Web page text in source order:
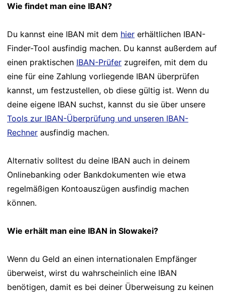
Wie findet man eine IBAN?
Du kannst eine IBAN mit dem hier erhältlichen IBAN-
Finder-Tool ausfindig machen. Du kannst außerdem auf
einen praktischen IBAN-Prüfer zugreifen, mit dem du
eine für eine Zahlung vorliegende IBAN überprüfen
kannst, um festzustellen, ob diese gültig ist. Wenn du
deine eigene IBAN suchst, kannst du sie über unsere
Tools zur IBAN-Überprüfung und unseren IBAN-
Rechner ausfindig machen.
Alternativ solltest du deine IBAN auch in deinem
Onlinebanking oder Bankdokumenten wie etwa
regelmäßigen Kontoauszügen ausfindig machen
können.
Wie erhält man eine IBAN in Slowakei?
Wenn du Geld an einen internationalen Empfänger
überweist, wirst du wahrscheinlich eine IBAN
benötigen, damit es bei deiner Überweisung zu keinen